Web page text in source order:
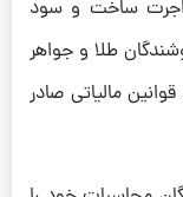
اجرت ساخت و سود
طلا و جواهر
مالیاتی صادر